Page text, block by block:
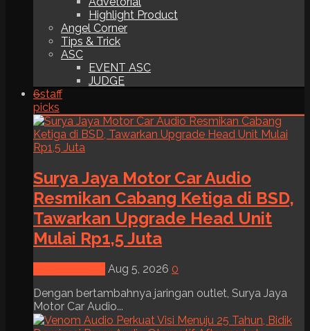
Highlight Product
Angel Corner
Tips & Trick
ASC
EVENT ASC
JUDGE
6staff
picks
Surya Jaya Motor Car Audio
Resmikan Cabang Ketiga di BSD,
Tawarkan Upgrade Head Unit
Mulai Rp1,5 Juta
Aug 5, 2026 0
Dengan bertambahnya jaringan outlet, Surya Jaya
Motor Car Audio...